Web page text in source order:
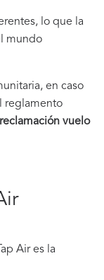
lo que la
mundo
en caso
reglamento
reclamación vuelo
Air es la